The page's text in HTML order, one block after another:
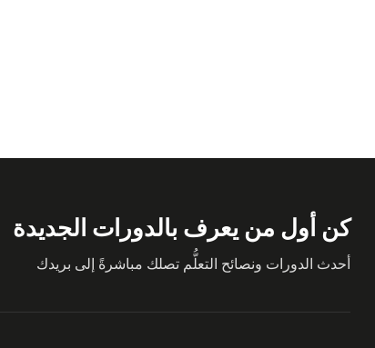
كن أول من يعرف بالدورات الجديدة
أحدث الدورات ونصائح التعلُّم تصلك مباشرةً إلى بريدك